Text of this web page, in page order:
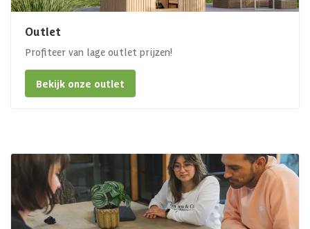
Outlet
Profiteer van lage outlet prijzen!
Bekijk onze outlet